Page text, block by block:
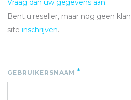
Vraag dan uw gegevens aan.
Bent u reseller, maar nog geen
site inschrijven.
GEBRUIKERSNAAM *